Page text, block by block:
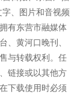
、图片和音视频
有东营市融媒体
、黄河口晚刊、
与转载权利。任
链接或以其他方
下载使用时必须